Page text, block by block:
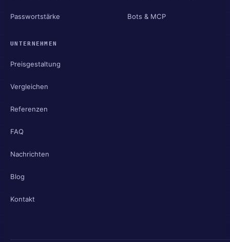
Passwortstärke Bots & MCP
UNTERNEHMEN
Preisgestaltung
Vergleichen
Referenzen
FAQ
Nachrichten
Blog
Kontakt